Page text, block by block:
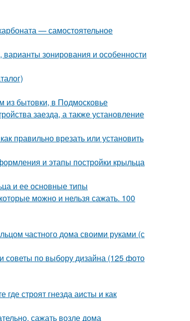
— самостоятельное
варианты зонирования и особенности
бытовки, в Подмосковье
заезда, а также установление
правильно врезать или установить
и этапы постройки крыльца
и ее основные типы
можно и нельзя сажать. 100
частного дома своими руками (с
советы по выбору дизайна (125 фото
строят гнезда аисты и как
сажать возле дома